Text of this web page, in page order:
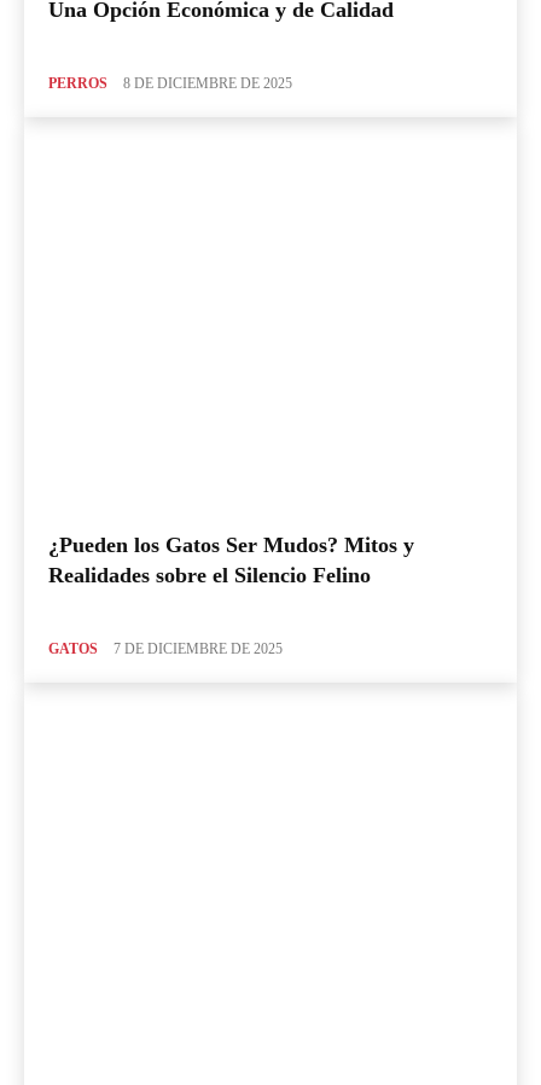
Una Opción Económica y de Calidad
PERROS 8 DE DICIEMBRE DE 2025
¿Pueden los Gatos Ser Mudos? Mitos y
Realidades sobre el Silencio Felino
GATOS 7 DE DICIEMBRE DE 2025